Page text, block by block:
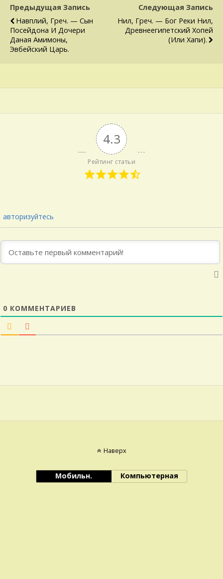
Предыдущая Запись
Навплий, Греч. — Сын
Посейдона И До­чери
Даная Амимоны,
Эвбейский Царь.
Следующая Запись
Нил, Греч. — Бог Реки Нил,
Древнееги­петский Хопей
(или Хапи).
4.3
Рейтинг статьи
авторизуйтесь
0 КОММЕНТАРИЕВ
Наверх
Мобильн. Компьютерная